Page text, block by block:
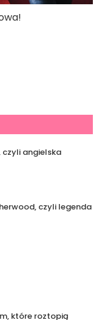
czyli angielska
czyli legenda
które roztopią